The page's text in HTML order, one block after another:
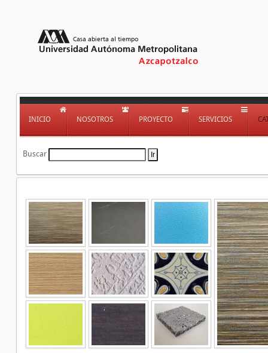
INICIO NOSOTROS PROYECTO SERVICIOS
Buscar